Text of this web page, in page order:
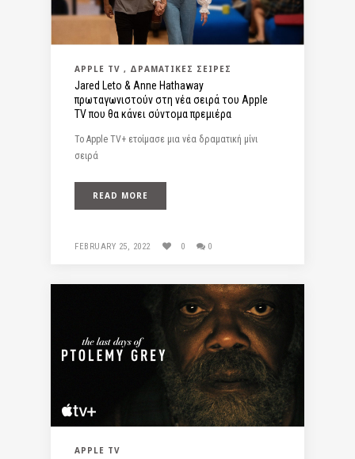
APPLE TV ΔΡΑΜΑΤΙΚΈΣ ΣΕΙΡΈΣ
Jared Leto & Anne Hathaway
πρωταγωνιστούν στη νέα σειρά του Apple
TV που θα κάνει σύντομα πρεμιέρα
Το Apple TV+ ετοίμασε μια νέα δραματική μίνι
σειρά
READ MORE
FEBRUARY 25, 2022 0 0
APPLE TV